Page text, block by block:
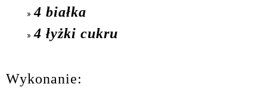
4 białka
4 łyżki cukru
Wykonanie: